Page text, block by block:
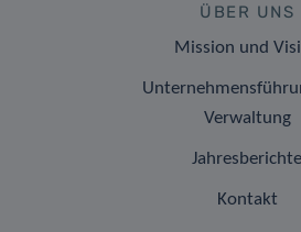
ÜBER UNS
Mission und
Verwaltung
Jahresberichte
Kontakt